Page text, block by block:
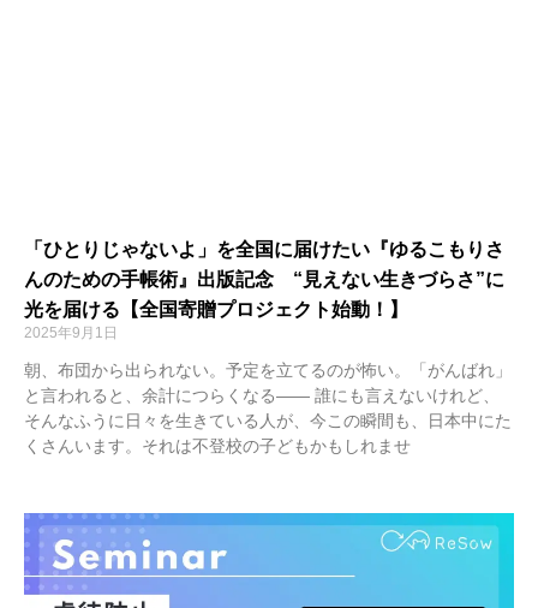
「ひとりじゃないよ」を全国に届けたい『ゆるこもりさ
んのための手帳術』出版記念 “見えない生きづらさ”に
光を届ける【全国寄贈プロジェクト始動！】
2025年9月1日
朝、布団から出られない。予定を立てるのが怖い。「がんばれ」
と言われると、余計につらくなる―― 誰にも言えないけれど、
そんなふうに日々を生きている人が、今この瞬間も、日本中にた
くさんいます。それは不登校の子どもかもしれませ